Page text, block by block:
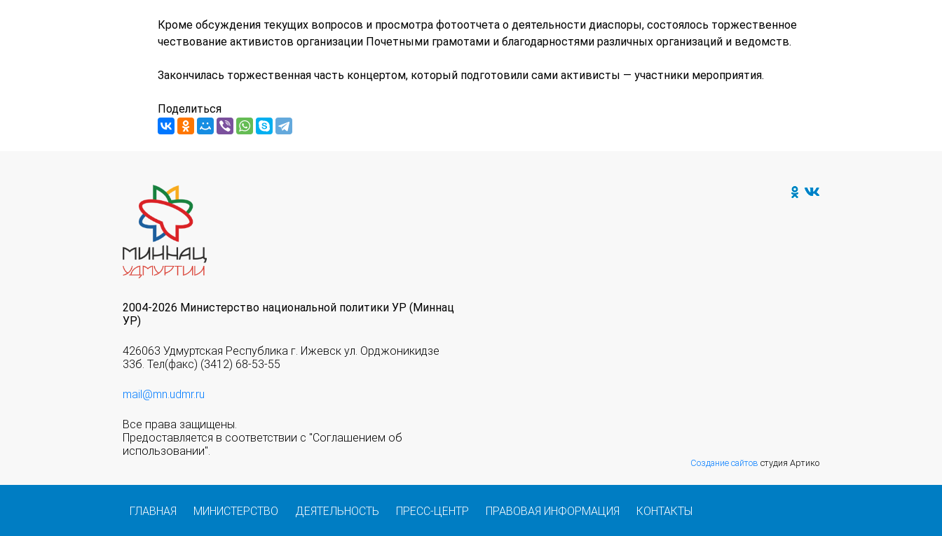
Кроме обсуждения текущих вопросов и просмотра фотоотчета о деятельности диаспоры, состоялось торжественное
чествование активистов организации Почетными грамотами и благодарностями различных организаций и ведомств.
Закончилась торжественная часть концертом, который подготовили сами активисты — участники мероприятия.
Поделиться
2004-2026 Министерство национальной политики УР (Миннац
УР)
426063 Удмуртская Республика г. Ижевск ул. Орджоникидзе
33б. Тел(факс) (3412) 68-53-55
mail@mn.udmr.ru
Все права защищены.
Предоставляется в соответствии с "Соглашением об
использовании".
Создание сайтов студия Артико
ГЛАВНАЯ МИНИСТЕРСТВО ДЕЯТЕЛЬНОСТЬ ПРЕСС-ЦЕНТР ПРАВОВАЯ ИНФОРМАЦИЯ КОНТАКТЫ